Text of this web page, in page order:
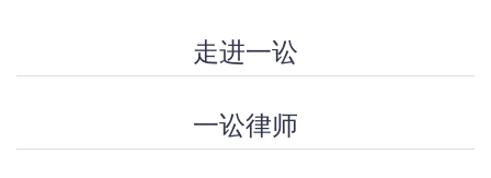
走进一讼
一讼律师